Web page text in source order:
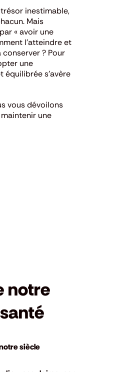
inestimable,
Mais
« avoir une
l’atteindre et
? Pour
une
équilibrée s’avère
vous dévoilons
une
notre
siècle